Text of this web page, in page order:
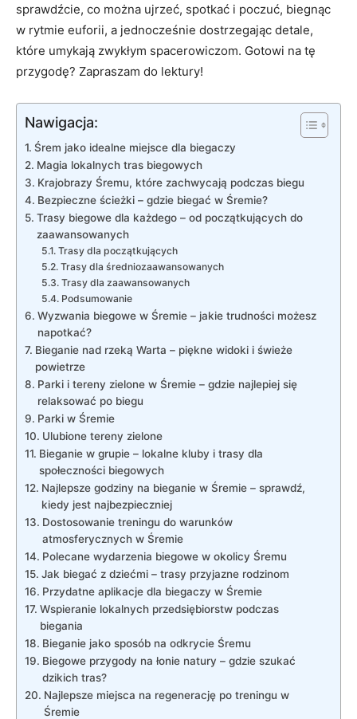
sprawdźcie, co można ⁢ujrzeć, ⁤spotkać⁢ i poczuć, biegnąc
w ‍rytmie euforii, a jednocześnie dostrzegając detale,
⁤które ⁣umykają zwykłym spacerowiczom. Gotowi na ⁤tę
przygodę? Zapraszam do‌ lektury!
Nawigacja:
Śrem jako ⁣idealne miejsce dla ⁤biegaczy
Magia lokalnych ‍tras⁣ biegowych
Krajobrazy ‍Śremu, które‍ zachwycają podczas biegu
Bezpieczne ścieżki ⁢– ​gdzie⁢ biegać w ⁢Śremie?
Trasy biegowe ⁤dla każdego – ⁤od początkujących​ do
⁢zaawansowanych
Trasy dla początkujących
Trasy dla średniozaawansowanych
Trasy dla zaawansowanych
Podsumowanie
Wyzwania biegowe w ⁢Śremie⁤ – jakie‌ trudności możesz
napotkać?
Bieganie nad rzeką ​Warta – piękne widoki i⁣ świeże
powietrze
Parki ⁢i tereny zielone w⁣ Śremie⁣ – gdzie najlepiej się‍
relaksować po ⁤biegu
Parki w Śremie
Ulubione tereny zielone
Bieganie w grupie – lokalne‍ kluby i trasy dla​
społeczności biegowych
Najlepsze⁤ godziny‍ na bieganie w Śremie​ – ⁣sprawdź,
kiedy‍ jest ‍najbezpieczniej
Dostosowanie treningu ⁢do warunków
atmosferycznych w Śremie
Polecane wydarzenia​ biegowe ‍w okolicy Śremu
Jak biegać z‌ dziećmi ⁤– ‍trasy przyjazne rodzinom
Przydatne aplikacje ⁤dla biegaczy w ‌Śremie
Wspieranie lokalnych przedsiębiorstw podczas
biegania
Bieganie ⁤jako sposób na⁢ odkrycie⁤ Śremu
Biegowe ⁤przygody na ⁤łonie natury – gdzie szukać
dzikich ⁢tras?
Najlepsze miejsca na regenerację ⁤po treningu​ w
Śremie